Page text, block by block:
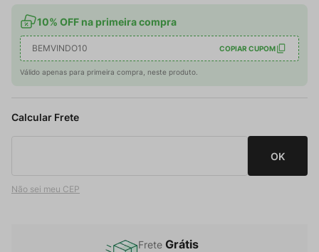
10% OFF na primeira compra
BEMVINDO10 COPIAR CUPOM
Válido apenas para primeira compra, neste produto.
Não sei meu CEP
Frete Grátis